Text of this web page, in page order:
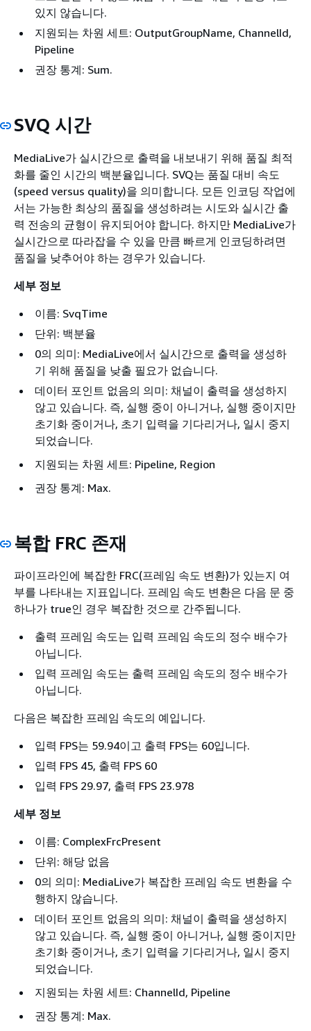
있지 않습니다.
지원되는 차원 세트: OutputGroupName, ChannelId,
Pipeline
권장 통계: Sum.
SVQ 시간
MediaLive가 실시간으로 출력을 내보내기 위해 품질 최적
화를 줄인 시간의 백분율입니다. SVQ는 품질 대비 속도
(speed versus quality)을 의미합니다. 모든 인코딩 작업에
서는 가능한 최상의 품질을 생성하려는 시도와 실시간 출
력 전송의 균형이 유지되어야 합니다. 하지만 MediaLive가
실시간으로 따라잡을 수 있을 만큼 빠르게 인코딩하려면
품질을 낮추어야 하는 경우가 있습니다.
세부 정보
이름: SvqTime
단위: 백분율
0의 의미: MediaLive에서 실시간으로 출력을 생성하
기 위해 품질을 낮출 필요가 없습니다.
데이터 포인트 없음의 의미: 채널이 출력을 생성하지
않고 있습니다. 즉, 실행 중이 아니거나, 실행 중이지만
초기화 중이거나, 초기 입력을 기다리거나, 일시 중지
되었습니다.
지원되는 차원 세트: Pipeline, Region
권장 통계: Max.
복합 FRC 존재
파이프라인에 복잡한 FRC(프레임 속도 변환)가 있는지 여
부를 나타내는 지표입니다. 프레임 속도 변환은 다음 문 중
하나가 true인 경우 복잡한 것으로 간주됩니다.
출력 프레임 속도는 입력 프레임 속도의 정수 배수가
아닙니다.
입력 프레임 속도는 출력 프레임 속도의 정수 배수가
아닙니다.
다음은 복잡한 프레임 속도의 예입니다.
입력 FPS는 59.94이고 출력 FPS는 60입니다.
입력 FPS 45, 출력 FPS 60
입력 FPS 29.97, 출력 FPS 23.978
세부 정보
이름: ComplexFrcPresent
단위: 해당 없음
0의 의미: MediaLive가 복잡한 프레임 속도 변환을 수
행하지 않습니다.
데이터 포인트 없음의 의미: 채널이 출력을 생성하지
않고 있습니다. 즉, 실행 중이 아니거나, 실행 중이지만
초기화 중이거나, 초기 입력을 기다리거나, 일시 중지
되었습니다.
지원되는 차원 세트: ChannelId, Pipeline
권장 통계: Max.